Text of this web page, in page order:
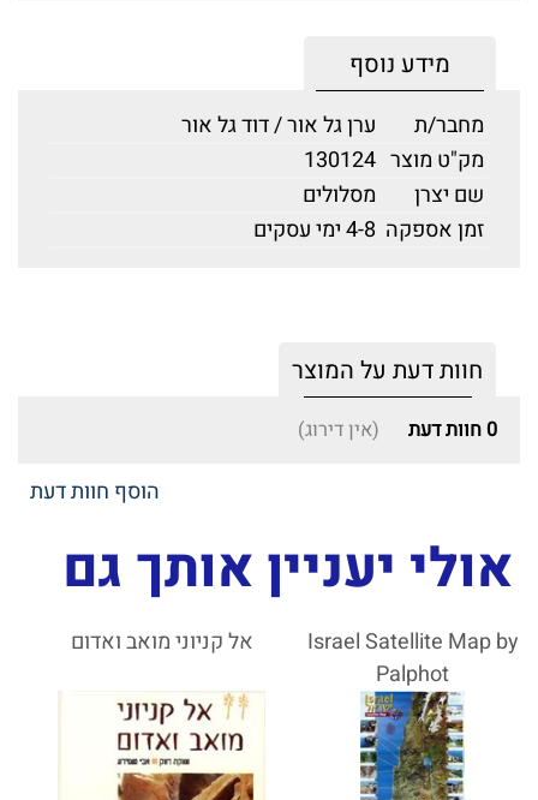
מידע נוסף
מחבר/ת
ערן גל אור / דוד גל אור
מק"ט מוצר 130124
שם יצרן
מסלולים
זמן אספקה 4-8 ימי עסקים
חוות דעת על המוצר
0 חוות דעת (אין דירוג)
הוסף חוות דעת
אולי יעניין אותך גם
Israel Satellite Map by
Palphot
אל קניוני מואב ואדום